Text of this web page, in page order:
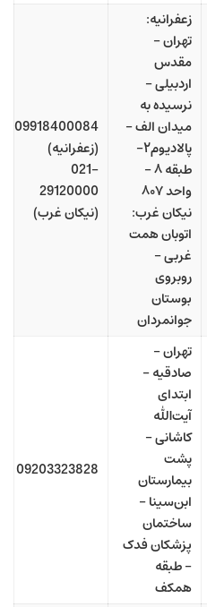
زعفرانیه:
تهران –
مقدس
اردبیلی –
نرسیده به
میدان الف –
پالادیوم۲-
طبقه ۸ –
واحد ۸۰۷
نیکان غرب:
اتوبان همت
غربی –
روبروی
بوستان
جوانمردان
09918400084
(زعفرانیه)
021-
29120000
(نیکان غرب)
تهران –
صادقیه –
ابتدای
آیت‌الله
کاشانی –
پشت
بیمارستان
ابن‌سینا –
ساختمان
پزشکان فدک
– طبقه
همکف
09203323828